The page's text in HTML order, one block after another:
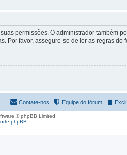
permissões. O administrador também
Por favor, assegure-se de ler as regras
Equipe do fórum
Contate-nos
© phpBB Limited
phpBB